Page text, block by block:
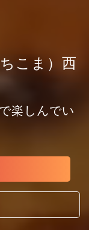
こま）西
楽しんでい